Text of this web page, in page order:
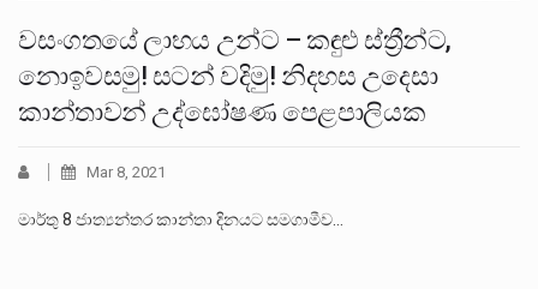
වසංගතයේ ලාභය උන්ට – කඳුළු ස්ත්‍රීන්ට,
නොඉවසමු! සටන් වදිමු! නිදහස උදෙසා
කාන්තාවන් උද්ඝෝෂණ පෙළපාලියක
Mar 8, 2021
මාර්තු 8 ජාත්‍යන්තර කාන්තා දිනයට සමගාමීව…